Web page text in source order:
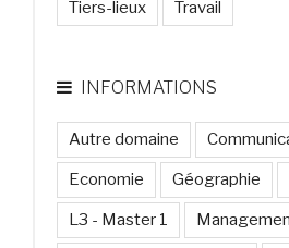
Tiers-lieux Travail
INFORMATIONS
Autre domaine
Economie Géographie
L3 - Master 1